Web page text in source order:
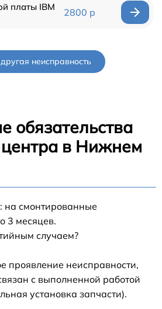
платы IBM
2800 р
неисправность
обязательства
центра в Нижнем
на смонтированные
3 месяцев.
случаем?
проявление неисправности,
с выполненной работой
установка запчасти).